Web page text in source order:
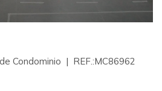
Condominio | REF.:MC86962